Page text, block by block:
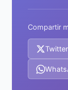
Compartir
Twitter